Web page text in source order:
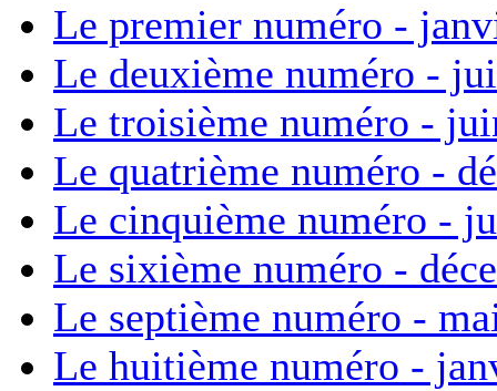
Le premier numéro -
Le deuxième numéro -
Le troisième numéro -
Le quatrième numéro -
Le cinquième numéro -
Le sixième numéro -
Le septième numéro -
Le huitième numéro -